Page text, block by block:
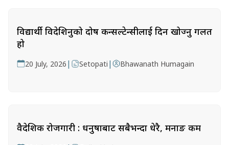
विद्यार्थी विदेशिनुको दोष कन्सल्टेन्सीलाई दिन खोज्नु गलत
हो
20 July, 2026 | Setopati | Bhawanath Humagain
वैदेशिक रोजगारी : धनुषाबाट सबैभन्दा धेरै, मनाङ कम